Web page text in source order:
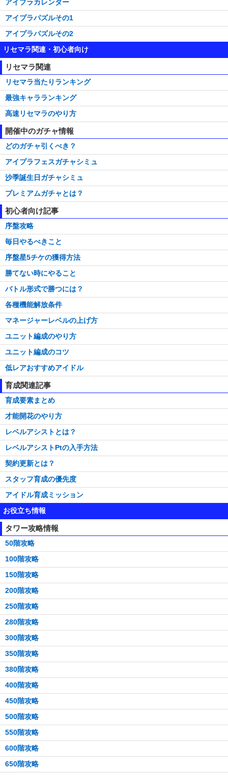
アイプラカレンダー
アイプラパズルその1
アイプラパズルその2
リセマラ関連・初心者向け
リセマラ関連
リセマラ当たりランキング
最強キャラランキング
高速リセマラのやり方
開催中のガチャ情報
どのガチャ引くべき？
アイプラフェスガチャシミュ
沙季誕生日ガチャシミュ
プレミアムガチャとは？
初心者向け記事
序盤攻略
毎日やるべきこと
序盤星5チケの獲得方法
勝てない時にやること
バトル形式で勝つには？
各種機能解放条件
マネージャーレベルの上げ方
ユニット編成のやり方
ユニット編成のコツ
低レアおすすめアイドル
育成関連記事
育成要素まとめ
才能開花のやり方
レベルアシストとは？
レベルアシストPtの入手方法
契約更新とは？
スタッフ育成の優先度
アイドル育成ミッション
お役立ち情報
タワー攻略情報
50階攻略
100階攻略
150階攻略
200階攻略
250階攻略
280階攻略
300階攻略
350階攻略
380階攻略
400階攻略
450階攻略
500階攻略
550階攻略
600階攻略
650階攻略